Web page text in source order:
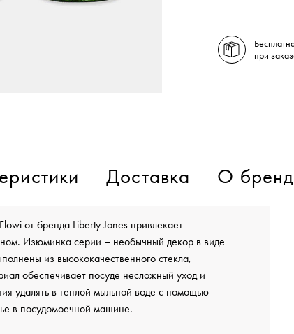
при
Доставка О
от бренда Liberty Jones привлекает
Изюминка серии – необычный декор в виде
из высококачественного стекла,
обеспечивает посуде несложный уход и
удалять в теплой мыльной воде с помощью
в посудомоечной машине.